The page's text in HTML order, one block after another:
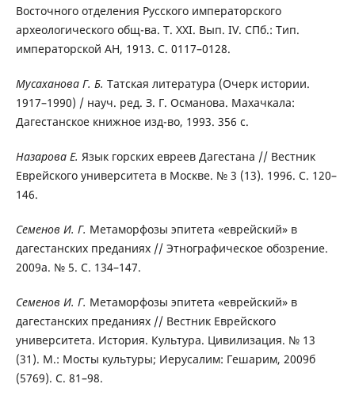
Восточного отделения Русского императорского
археологического общ-ва. Т. XXI. Вып. IV. СПб.: Тип.
императорской АН, 1913. С. 0117–0128.
Мусаханова Г. Б. Татская литература (Очерк истории.
1917–1990) / науч. ред. З. Г. Османова. Махачкала:
Дагестанское книжное изд-во, 1993. 356 с.
Назарова Е. Язык горских евреев Дагестана // Вестник
Еврейского университета в Москве. № 3 (13). 1996. С. 120–
146.
Семенов И. Г. Метаморфозы эпитета «еврейский» в
дагестанских преданиях // Этнографическое обозрение.
2009а. № 5. С. 134–147.
Семенов И. Г. Метаморфозы эпитета «еврейский» в
дагестанских преданиях // Вестник Еврейского
университета. История. Культура. Цивилизация. № 13
(31). М.: Мосты культуры; Иерусалим: Гешарим, 2009б
(5769). С. 81–98.